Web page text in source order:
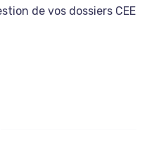
de vos dossiers CEE